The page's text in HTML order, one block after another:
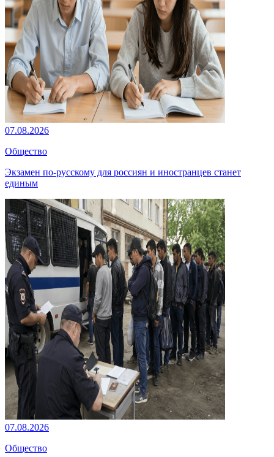
07.08.2026
Общество
Экзамен по-русскому для россиян и иностранцев станет
единым
07.08.2026
Общество